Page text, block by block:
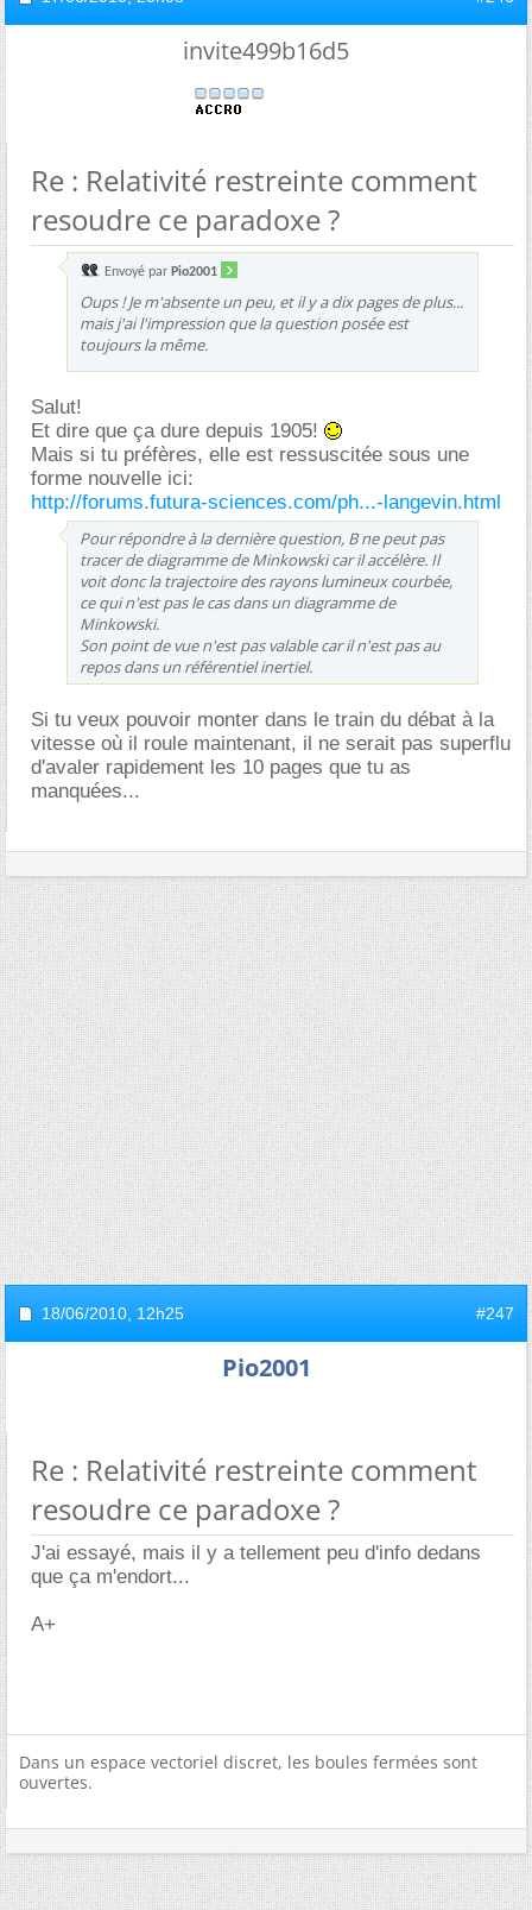
invite499b16d5
Re : Relativité restreinte comment
resoudre ce paradoxe ?
Envoyé par Pio2001
Oups ! Je m'absente un peu, et il y a dix pages de plus...
mais j'ai l'impression que la question posée est
toujours la même.
Salut!
Et dire que ça dure depuis 1905!
Mais si tu préfères, elle est ressuscitée sous une
forme nouvelle ici:
http://forums.futura-sciences.com/ph...-langevin.html
Pour répondre à la dernière question, B ne peut pas
tracer de diagramme de Minkowski car il accélère. Il
voit donc la trajectoire des rayons lumineux courbée,
ce qui n'est pas le cas dans un diagramme de
Minkowski.
Son point de vue n'est pas valable car il n'est pas au
repos dans un référentiel inertiel.
Si tu veux pouvoir monter dans le train du débat à la
vitesse où il roule maintenant, il ne serait pas superflu
d'avaler rapidement les 10 pages que tu as
manquées...
18/06/2010, 12h25 #247
Pio2001
Re : Relativité restreinte comment
resoudre ce paradoxe ?
J'ai essayé, mais il y a tellement peu d'info dedans
que ça m'endort...
A+
Dans un espace vectoriel discret, les boules fermées sont
ouvertes.